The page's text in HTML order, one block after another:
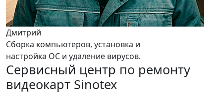
Дмитрий
Сборка компьютеров, установка и
настройка ОС и удаление вирусов.
Сервисный центр по ремонту
видеокарт Sinotex